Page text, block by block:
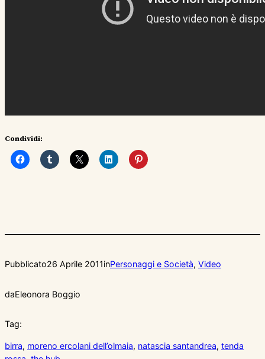
Condividi:
Pubblicato26 Aprile 2011inPersonaggi e Società, Video
daEleonora Boggio
Tag:
birra, moreno ercolani dell’olmaia, natascia santandrea, tenda